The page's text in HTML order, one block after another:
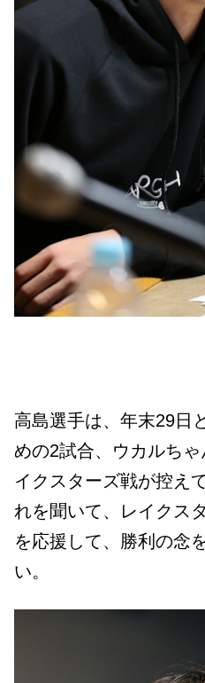
高島選手は、年末29日
めの2試合、ウカルち
イクスターズ戦が控え
れを聞いて、レイクス
を応援して、勝利の念
い。